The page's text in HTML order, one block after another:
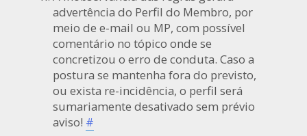
advertência do Perfil do Membro, por
meio de e-mail ou MP, com possível
comentário no tópico onde se
concretizou o erro de conduta. Caso a
postura se mantenha fora do previsto,
ou exista re-incidência, o perfil será
sumariamente desativado sem prévio
aviso! #